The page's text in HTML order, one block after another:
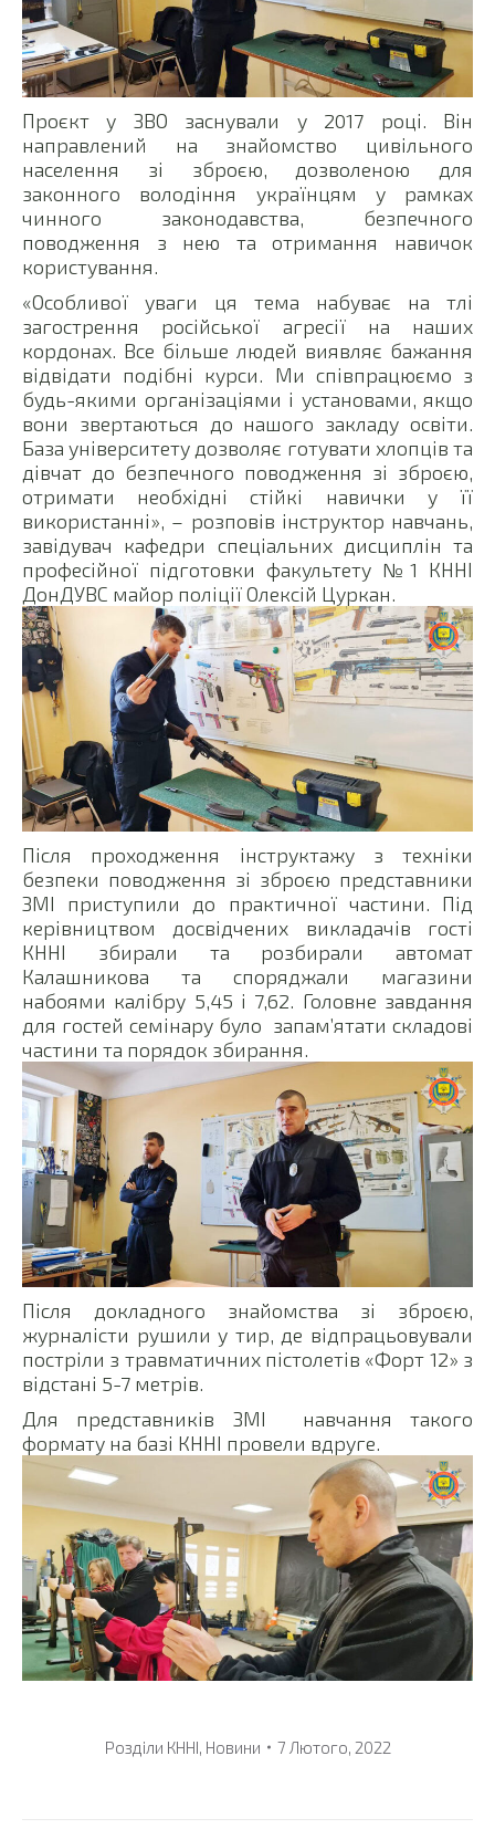
Проєкт у ЗВО заснували у 2017 році. Він
направлений на знайомство цивільного
населення зі зброєю, дозволеною для
законного володіння українцям у рамках
чинного законодавства, безпечного
поводження з нею та отримання навичок
користування.
«Особливої уваги ця тема набуває на тлі
загострення російської агресії на наших
кордонах. Все більше людей виявляє бажання
відвідати подібні курси. Ми співпрацюємо з
будь-якими організаціями і установами, якщо
вони звертаються до нашого закладу освіти.
База університету дозволяє готувати хлопців та
дівчат до безпечного поводження зі зброєю,
отримати необхідні стійкі навички у її
використанні», – розповів інструктор навчань,
завідувач кафедри спеціальних дисциплін та
професійної підготовки факультету №1 КННІ
ДонДУВС майор поліції Олексій Цуркан.
Після проходження інструктажу з техніки
безпеки поводження зі зброєю представники
ЗМІ приступили до практичної частини. Під
керівництвом досвідчених викладачів гості
КННІ збирали та розбирали автомат
Калашникова та споряджали магазини
набоями калібру 5,45 і 7,62. Головне завдання
для гостей семінару було запам’ятати складові
частини та порядок збирання.
Після докладного знайомства зі зброєю,
журналісти рушили у тир, де відпрацьовували
постріли з травматичних пістолетів «Форт 12» з
відстані 5-7 метрів.
Для представників ЗМІ навчання такого
формату на базі КННІ провели вдруге.
Розділи КННІ, Новини 7 Лютого, 2022